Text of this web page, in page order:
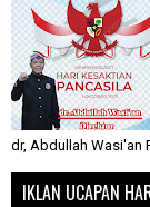
dr, Abdullah Wasi'an
IKLAN UCAPAN